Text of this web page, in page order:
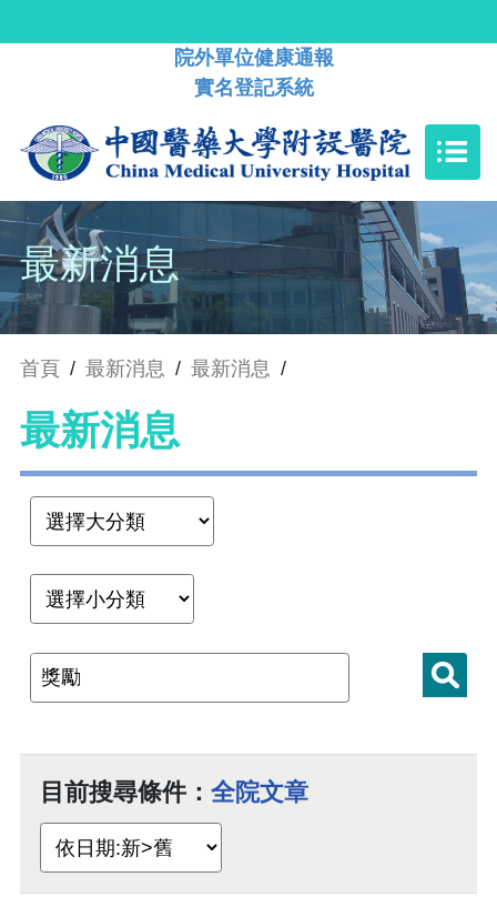
院外單位健康通報
實名登記系統
最新消息
首頁 / 最新消息 / 最新消息 /
最新消息
目前搜尋條件： 全院文章